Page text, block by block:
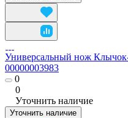
Универсальный нож Клычок-
00000003983
0
0
Уточнить наличие
Уточнить наличие